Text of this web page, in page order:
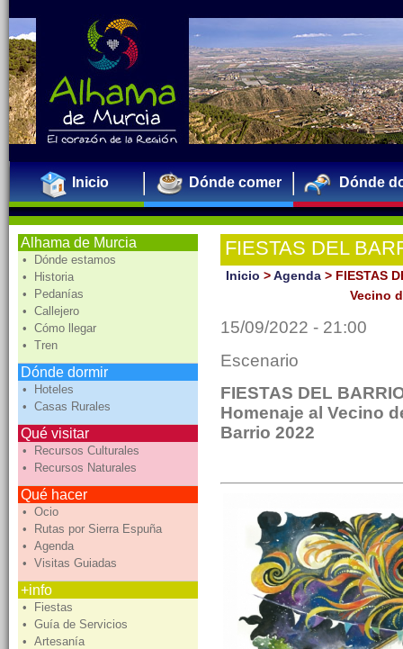
Inicio Dónde comer Dónde
Alhama de Murcia
• Dónde estamos
• Historia
• Pedanías
• Callejero
• Cómo llegar
• Tren
Dónde dormir
• Hoteles
• Casas Rurales
Qué visitar
• Recursos Culturales
• Recursos Naturales
Qué hacer
• Ocio
• Rutas por Sierra Espuña
• Agenda
• Visitas Guiadas
+info
• Fiestas
• Guía de Servicios
• Artesanía
FIESTAS DEL
Homenaje al
del Barrio 2022
Inicio >Agenda > FIESTAS
Vecino
15/09/2022 - 21:00
Escenario
FIESTAS DEL
Homenaje al Vecino
Barrio 2022